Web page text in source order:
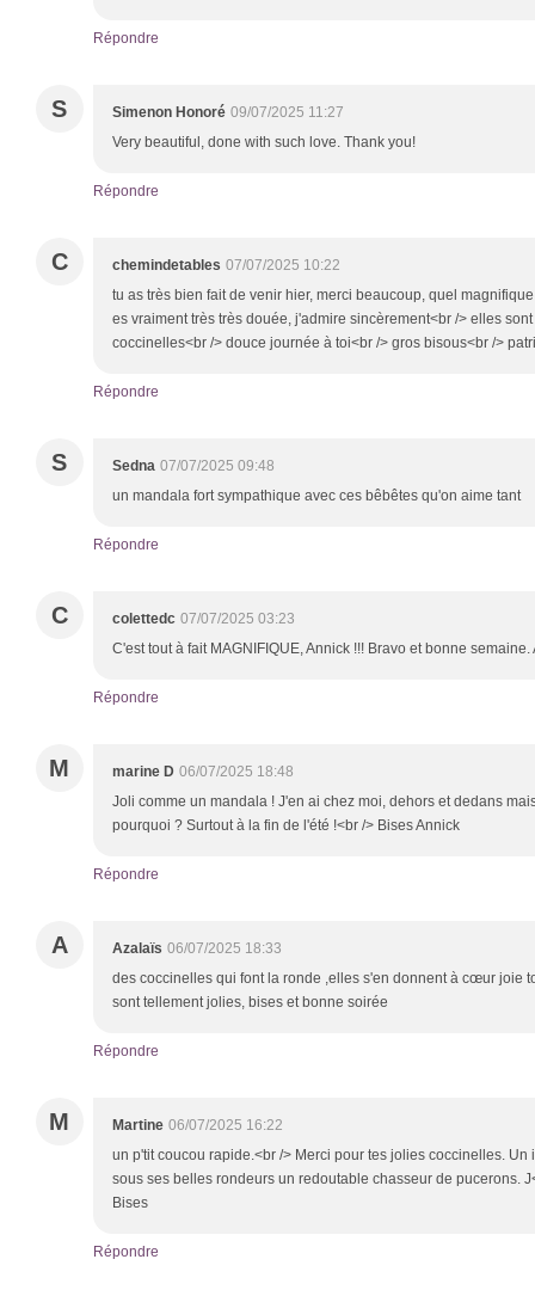
Répondre
S Simenon Honoré 09/07/2025 11:27
Very beautiful, done with such love. Thank you!
Répondre
C chemindetables 07/07/2025 10:22
tu as très bien fait de venir hier, merci beaucoup, quel
es vraiment très très douée, j'admire sincèrement<br /> elles
coccinelles<br /> douce journée à toi<br /> gros bisous<br />
Répondre
S Sedna 07/07/2025 09:48
un mandala fort sympathique avec ces bêbêtes qu'on aime tant
Répondre
C colettedc 07/07/2025 03:23
C'est tout à fait MAGNIFIQUE, Annick !!! Bravo et bonne semaine.
Répondre
M marine D 06/07/2025 18:48
Joli comme un mandala ! J'en ai chez moi, dehors et dedans
pourquoi ? Surtout à la fin de l'été !<br /> Bises Annick
Répondre
A Azalaïs 06/07/2025 18:33
des coccinelles qui font la ronde ,elles s'en donnent à cœur joie
sont tellement jolies, bises et bonne soirée
Répondre
M Martine 06/07/2025 16:22
un p'tit coucou rapide.<br /> Merci pour tes jolies coccinelles.
sous ses belles rondeurs un redoutable chasseur de pucerons.
Bises
Répondre